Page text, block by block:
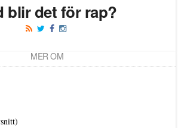
blir det för rap?
MER OM